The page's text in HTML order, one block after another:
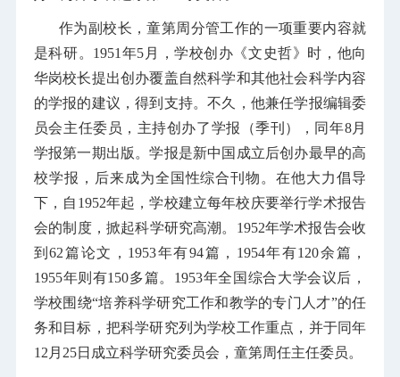
作为副校长，童第周分管工作的一项重要内容就
是科研。1951年5月，学校创办《文史哲》时，他向
华岗校长提出创办覆盖自然科学和其他社会科学内容
的学报的建议，得到支持。不久，他兼任学报编辑委
员会主任委员，主持创办了学报（季刊），同年8月
学报第一期出版。学报是新中国成立后创办最早的高
校学报，后来成为全国性综合刊物。在他大力倡导
下，自1952年起，学校建立每年校庆要举行学术报告
会的制度，掀起科学研究高潮。1952年学术报告会收
到62篇论文，1953年有94篇，1954年有120余篇，
1955年则有150多篇。1953年全国综合大学会议后，
学校围绕“培养科学研究工作和教学的专门人才”的任
务和目标，把科学研究列为学校工作重点，并于同年
12月25日成立科学研究委员会，童第周任主任委员。